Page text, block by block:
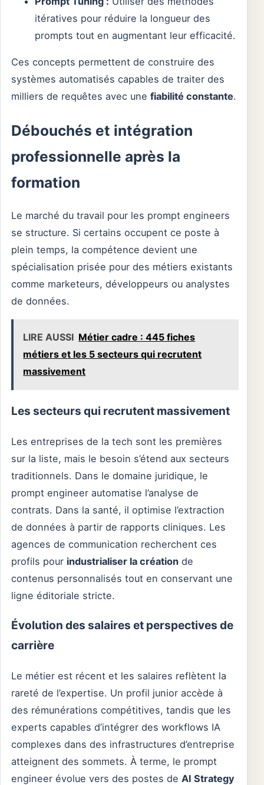
itératives pour réduire la longueur des
prompts tout en augmentant leur efficacité.
Ces concepts permettent de construire des
systèmes automatisés capables de traiter des
milliers de requêtes avec une fiabilité constante.
Débouchés et intégration
professionnelle après la
formation
Le marché du travail pour les prompt engineers
se structure. Si certains occupent ce poste à
plein temps, la compétence devient une
spécialisation prisée pour des métiers existants
comme marketeurs, développeurs ou analystes
de données.
LIRE AUSSI Métier cadre : 445 fiches
métiers et les 5 secteurs qui recrutent
massivement
Les secteurs qui recrutent massivement
Les entreprises de la tech sont les premières
sur la liste, mais le besoin s’étend aux secteurs
traditionnels. Dans le domaine juridique, le
prompt engineer automatise l’analyse de
contrats. Dans la santé, il optimise l’extraction
de données à partir de rapports cliniques. Les
agences de communication recherchent ces
profils pour industrialiser la création de
contenus personnalisés tout en conservant une
ligne éditoriale stricte.
Évolution des salaires et perspectives de
carrière
Le métier est récent et les salaires reflètent la
rareté de l’expertise. Un profil junior accède à
des rémunérations compétitives, tandis que les
experts capables d’intégrer des workflows IA
complexes dans des infrastructures d’entreprise
atteignent des sommets. À terme, le prompt
engineer évolue vers des postes de AI Strategy